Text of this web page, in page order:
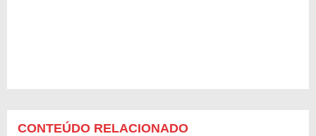
CONTEÚDO RELACIONADO